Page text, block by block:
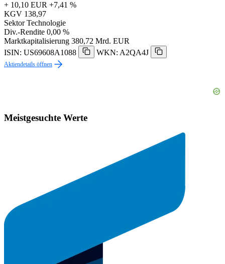
+ 10,10 EUR +7,41 %
KGV 138,97
Sektor Technologie
Div.-Rendite 0,00 %
Marktkapitalisierung 380,72 Mrd. EUR
ISIN: US69608A1088
WKN: A2QA4J
Aktiendetails öffnen
Meistgesuchte Werte